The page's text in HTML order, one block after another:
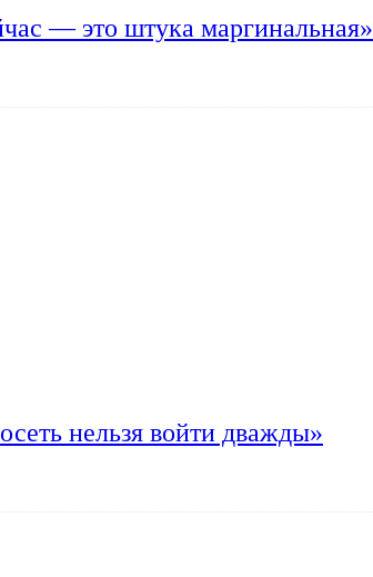
— это штука маргинальная»
нельзя войти дважды»